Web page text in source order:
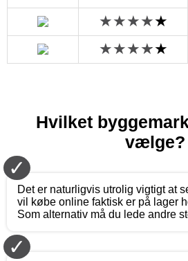
Hvilket
vælge?
✓
Det er naturligvis utrolig vigtigt at
vil købe online faktisk er på lager
Som alternativ må du lede andre
✓